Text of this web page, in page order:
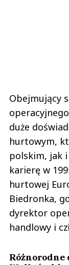
Obejmujący
duże
hurtowym,
polskim, jak i
karierę w
hurtowej
Biedronka,
dyrektor
handlowy i
Różnorodne